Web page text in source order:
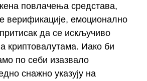
повлачења средстава,
верификације, емоционално
да се искључиво
криптовалутама. Иако би
по себи изазвало
снажно указују на